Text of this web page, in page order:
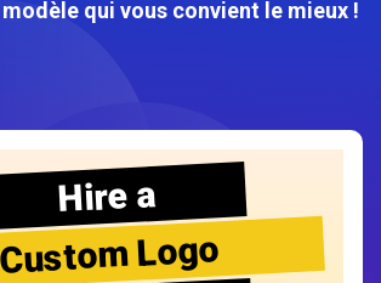
qui vous convient le mieux !
Hire a
Custom Logo